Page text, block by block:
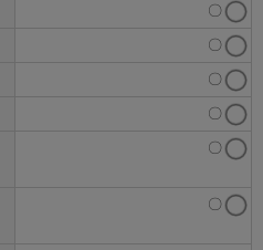
〇
〇
〇
〇
〇
〇